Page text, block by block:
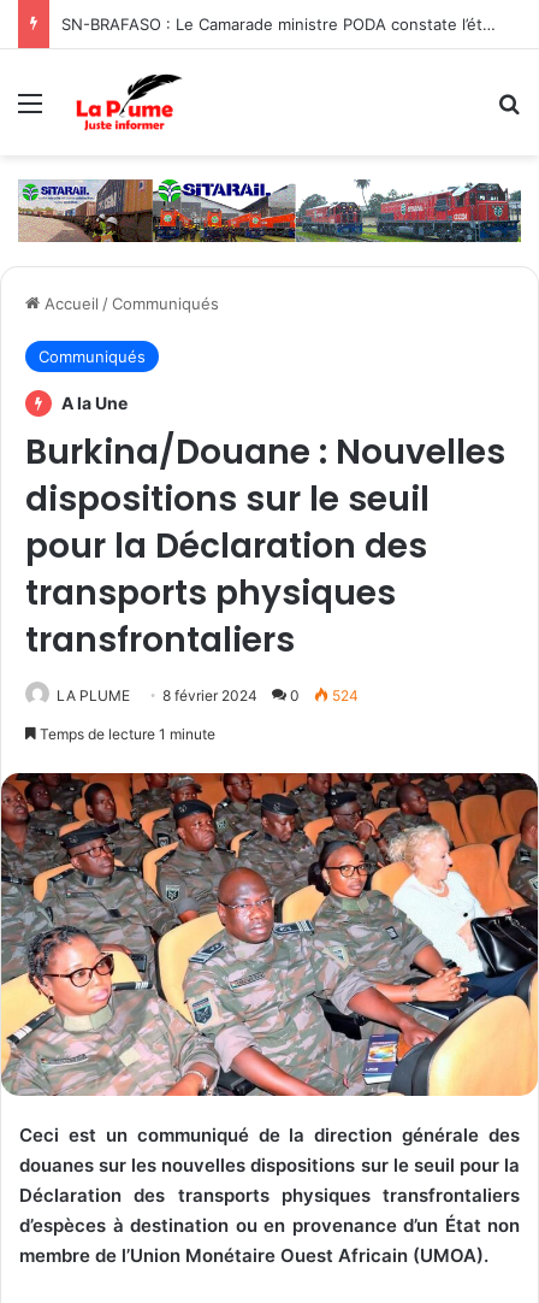
SN-BRAFASO : Le Camarade ministre PODA constate l’état des travaux du canal d’évacuation des eaux
Menu
Accueil /Communiqués
Communiqués
A la Une
Burkina/Douane : Nouvelles
dispositions sur le seuil
pour la Déclaration des
transports physiques
transfrontaliers
LA PLUME 8 février 2024 0 524
Temps de lecture 1 minute
Ceci est un communiqué de la direction générale des
douanes sur les nouvelles dispositions sur le seuil pour la
Déclaration des transports physiques transfrontaliers
d’espèces à destination ou en provenance d’un État non
membre de l’Union Monétaire Ouest Africain (UMOA).